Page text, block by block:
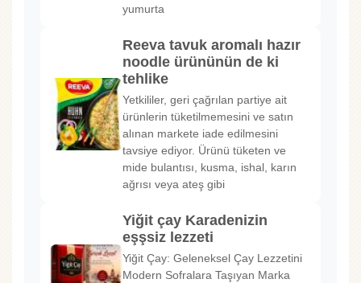
yumurta
Reeva tavuk aromalı hazır
noodle ürününün de ki
tehlike
Yetkililer, geri çağrılan partiye ait
ürünlerin tüketilmemesini ve satın
alınan markete iade edilmesini
tavsiye ediyor. Ürünü tüketen ve
mide bulantısı, kusma, ishal, karın
ağrısı veya ateş gibi
Yiğit çay Karadenizin
eşşsiz lezzeti
Yiğit Çay: Geleneksel Çay Lezzetini
Modern Sofralara Taşıyan Marka